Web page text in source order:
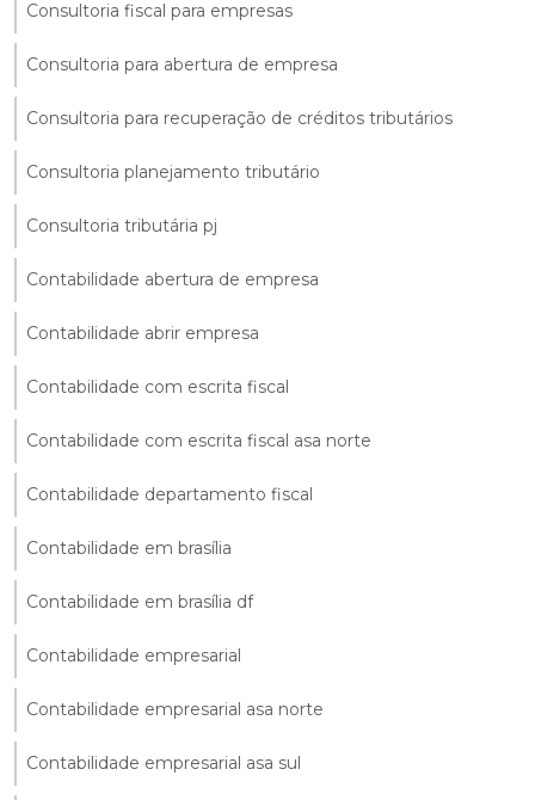
Consultoria fiscal para empresas
Consultoria para abertura de empresa
Consultoria para recuperação de créditos tributários
Consultoria planejamento tributário
Consultoria tributária pj
Contabilidade abertura de empresa
Contabilidade abrir empresa
Contabilidade com escrita fiscal
Contabilidade com escrita fiscal asa norte
Contabilidade departamento fiscal
Contabilidade em brasília
Contabilidade em brasília df
Contabilidade empresarial
Contabilidade empresarial asa norte
Contabilidade empresarial asa sul